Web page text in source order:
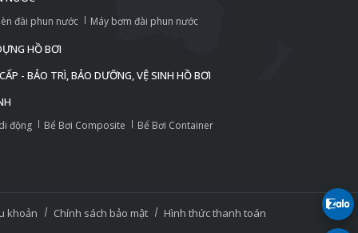
đài phun nước Máy bơm đài phun nước
HỒ BƠI
- BẢO TRÌ, BẢO DƯỠNG, VỆ SINH HỒ BƠI
động Bể Bơi Composite Bể Bơi Container
khoản Chính sách bảo mật Hình thức thanh toán